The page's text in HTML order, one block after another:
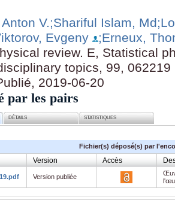
V.;Shariful Islam, Md
Evgeny
;Erneux,
review. E, Statistical
topics, 99, 062219
2019-06-20
par les pairs
DÉTAILS STATISTIQUES
Fichier(s) déposé(s) par
Version Accès
Version publiée